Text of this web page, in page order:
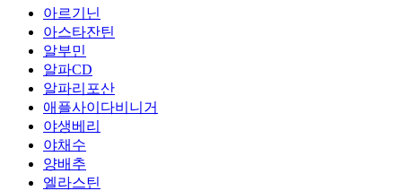
아르기닌
아스타잔틴
알부민
알파CD
알파리포산
애플사이다비니거
야생베리
야채수
양배추
엘라스틴